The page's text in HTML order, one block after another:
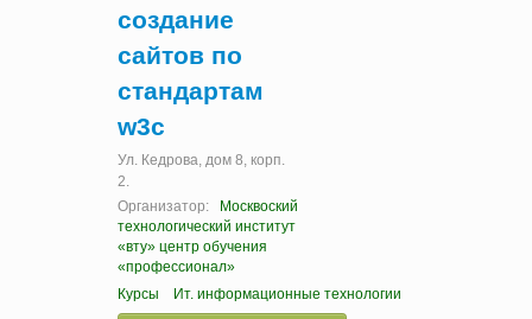
создание
сайтов по
стандартам
w3c
Ул. Кедрова, дом 8, корп.
2.
Организатор:
Москвоский
технологический институт
«вту» центр обучения
«профессионал»
Курсы
Ит. информационные технологии